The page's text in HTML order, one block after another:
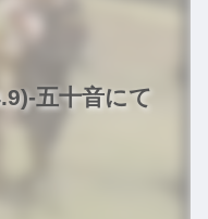
五十音にて